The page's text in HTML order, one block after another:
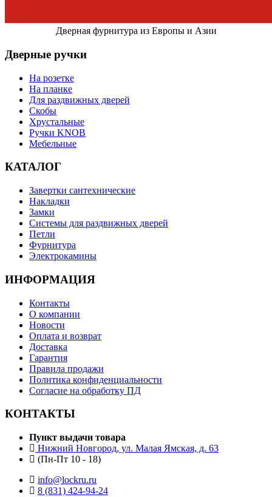
Дверная фурнитура из Европы и Азии
Дверные ручки
На розетке
На планке
Для раздвижных дверей
Скобы
Хрустальные
Ручки KNOB
Мебельные
КАТАЛОГ
Завертки сантехнические
Накладки
Замки
Системы для раздвижных дверей
Петли
Фурнитура
Электрокамины
ИНФОРМАЦИЯ
Контакты
О компании
Новости
Оплата и возврат
Доставка
Гарантия
Правила продажи
Политика конфиденциальности
Согласие на обработку ПД
КОНТАКТЫ
Пункт выдачи товара
Нижний Новгород, ул. Малая Ямская, д. 63
(Пн-Пт 10 - 18)
info@lockru.ru
8 (831) 424-94-24